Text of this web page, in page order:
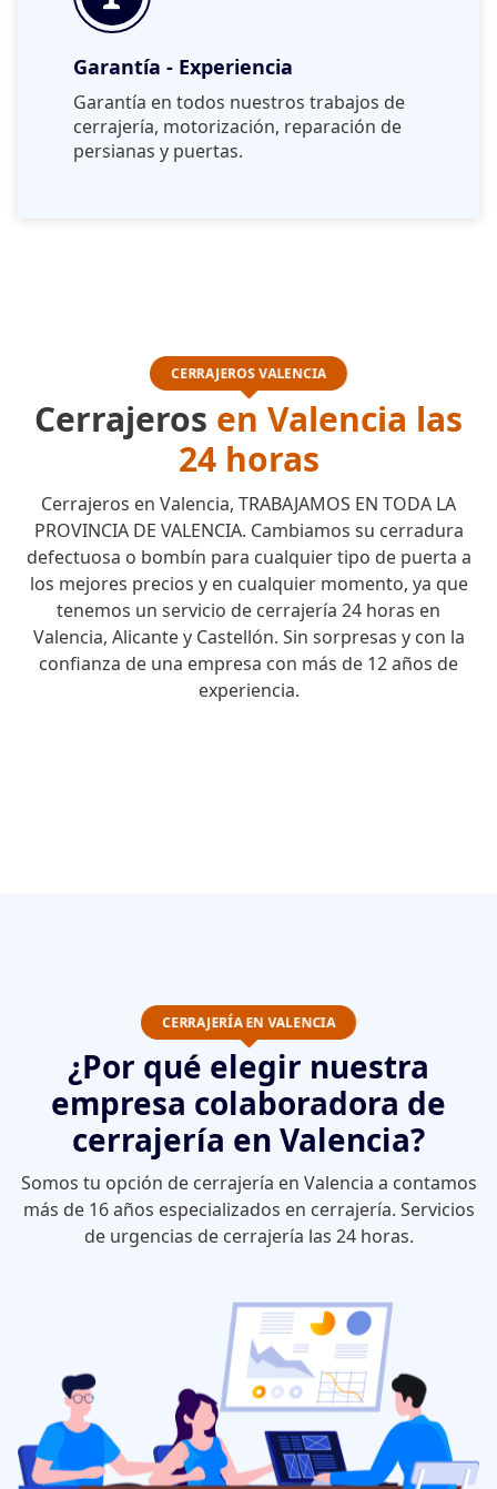
Garantía - Experiencia
Garantía en todos nuestros trabajos de
cerrajería, motorización, reparación de
persianas y puertas.
CERRAJEROS VALENCIA
Cerrajeros en Valencia las
24 horas
Cerrajeros en Valencia, TRABAJAMOS EN TODA LA
PROVINCIA DE VALENCIA. Cambiamos su cerradura
defectuosa o bombín para cualquier tipo de puerta a
los mejores precios y en cualquier momento, ya que
tenemos un servicio de cerrajería 24 horas en
Valencia, Alicante y Castellón. Sin sorpresas y con la
confianza de una empresa con más de 12 años de
experiencia.
CERRAJERÍA EN VALENCIA
¿Por qué elegir nuestra
empresa colaboradora de
cerrajería en Valencia?
Somos tu opción de cerrajería en Valencia a contamos
más de 16 años especializados en cerrajería. Servicios
de urgencias de cerrajería las 24 horas.